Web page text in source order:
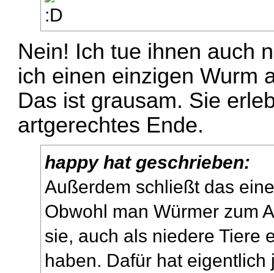
Nein! Ich tue ihnen auch
ich einen einzigen Wurm
Das ist grausam. Sie
artgerechtes Ende.
happy hat geschrieben:
Außerdem schließt das
Obwohl man Würmer zum
sie, auch als niedere Tiere
haben. Dafür hat